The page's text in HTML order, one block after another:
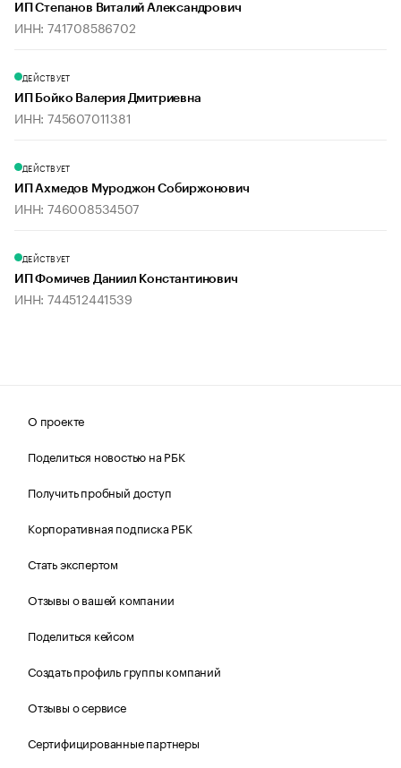
ИП Степанов Виталий Александрович
ИНН: 741708586702
ДЕЙСТВУЕТ
ИП Бойко Валерия Дмитриевна
ИНН: 745607011381
ДЕЙСТВУЕТ
ИП Ахмедов Муроджон Собиржонович
ИНН: 746008534507
ДЕЙСТВУЕТ
ИП Фомичев Даниил Константинович
ИНН: 744512441539
О проекте
Поделиться новостью на РБК
Получить пробный доступ
Корпоративная подписка РБК
Стать экспертом
Отзывы о вашей компании
Поделиться кейсом
Создать профиль группы компаний
Отзывы о сервисе
Сертифицированные партнеры